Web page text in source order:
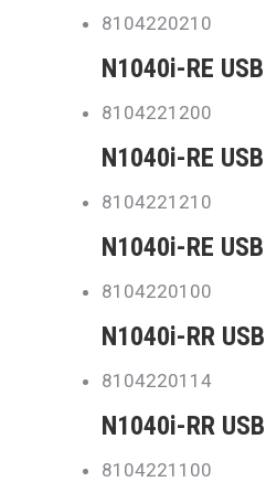
8104220210
N1040i-RE
8104221200
N1040i-RE
8104221210
N1040i-RE
8104220100
N1040i-RR
8104220114
N1040i-RR
8104221100